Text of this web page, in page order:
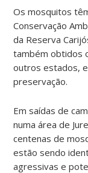
Os mosquitos
Conservação
da Reserva
também obtidos
outros estados,
preservação.
Em saídas de
numa área de
centenas de
estão sendo
agressivas e